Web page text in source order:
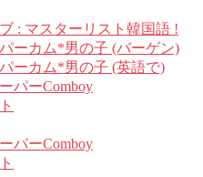
: マスターリスト韓国語 !
ーカム*男の子 (バーゲン)
ーカム*男の子 (英語で)
パーComboy
パーComboy